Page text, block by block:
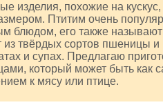
изделия, похожие на
Птитим очень
блюдом, его также называют
из твёрдых сортов пшеницы
и супах. Предлагаю
который может быть как
к мясу или птице.